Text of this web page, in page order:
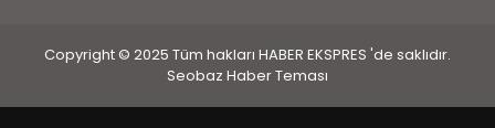
Copyright © 2025 Tüm hakları HABER EKSPRES 'de saklıdır.
Seobaz Haber Teması